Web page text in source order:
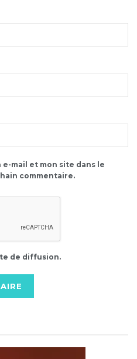
mail et mon site dans le
commentaire.
de diffusion.